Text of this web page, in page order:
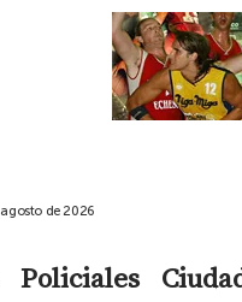
de 2026
Policiales